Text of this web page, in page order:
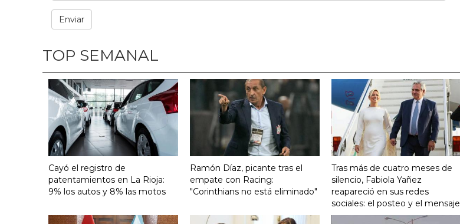
TOP SEMANAL
Cayó el registro de
patentamientos en La Rioja:
9% los autos y 8% las motos
Ramón Díaz, picante tras el
empate con Racing:
"Corinthians no está eliminado"
Tras más de cuatro meses de
silencio, Fabiola Yañez
reapareció en sus redes
sociales: el posteo y el mensaje